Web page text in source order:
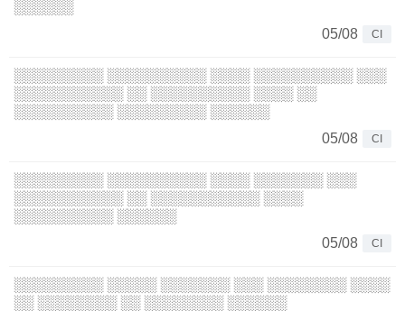
░░░░░░
05/08
CI
░░░░░░░░░ ░░░░░░░░░░ ░░░░ ░░░░░░░░░░ ░░░
░░░░░░░░░░░ ░░ ░░░░░░░░░░ ░░░░ ░░
░░░░░░░░░░ ░░░░░░░░░ ░░░░░░
05/08
CI
░░░░░░░░░ ░░░░░░░░░░ ░░░░ ░░░░░░░ ░░░
░░░░░░░░░░░ ░░ ░░░░░░░░░░░ ░░░░
░░░░░░░░░░ ░░░░░░
05/08
CI
░░░░░░░░░ ░░░░░ ░░░░░░░ ░░░ ░░░░░░░░ ░░░░
░░ ░░░░░░░░ ░░ ░░░░░░░░ ░░░░░░